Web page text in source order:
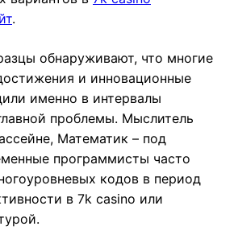
.
обнаруживают, что многие
и инновационные
именно в интервалы
проблемы. Мыслитель
Математик – под
программисты часто
кодов в период
в 7k casino или